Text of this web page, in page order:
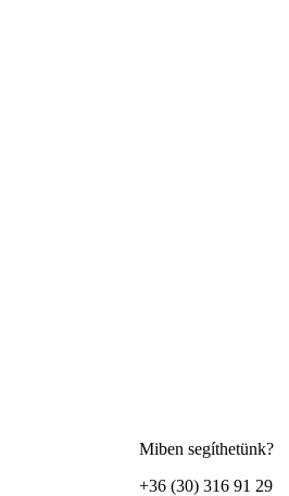
Miben segíthetünk?
+36 (30) 316 91 29